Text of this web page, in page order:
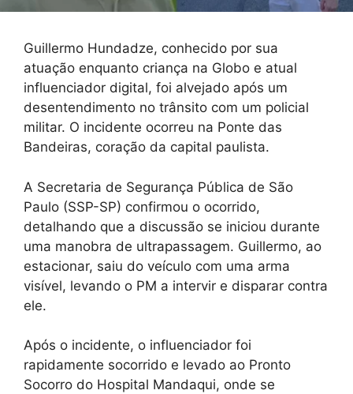
Guillermo Hundadze, conhecido por sua
atuação enquanto criança na Globo e atual
influenciador digital, foi alvejado após um
desentendimento no trânsito com um policial
militar. O incidente ocorreu na Ponte das
Bandeiras, coração da capital paulista.
A Secretaria de Segurança Pública de São
Paulo (SSP-SP) confirmou o ocorrido,
detalhando que a discussão se iniciou durante
uma manobra de ultrapassagem. Guillermo, ao
estacionar, saiu do veículo com uma arma
visível, levando o PM a intervir e disparar contra
ele.
Após o incidente, o influenciador foi
rapidamente socorrido e levado ao Pronto
Socorro do Hospital Mandaqui, onde se